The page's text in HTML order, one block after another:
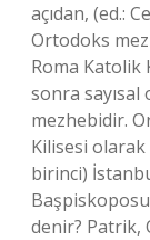
açıdan, (ed.:
Ortodoks
Roma Katolik
sonra
mezhebidir.
Kilisesi olarak
birinci)
denir? Patrik,